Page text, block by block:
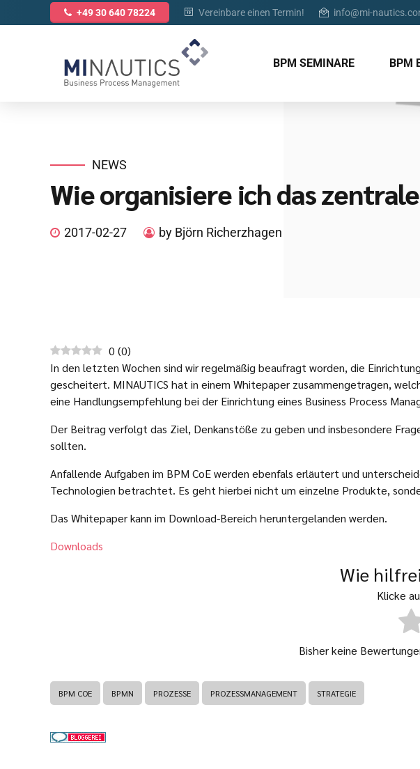
+49 30 640 78224 Vereinbare einen Termin! info@mi-
BPM SEMINARE BPM
NEWS
Wie organisiere ich das
2017-02-27 by Björn Richerzhagen
0 (0)
In den letzten Wochen sind wir regelmäßig beaufragt worden, die
gescheitert. MINAUTICS hat in einem Whitepaper zusammengetragen,
eine Handlungsempfehlung bei der Einrichtung eines Business Process
Der Beitrag verfolgt das Ziel, Denkanstöße zu geben und insbesondere
sollten.
Anfallende Aufgaben im BPM CoE werden ebenfals erläutert und
Technologien betrachtet. Es geht hierbei nicht um einzelne Produkte,
Das Whitepaper kann im Download-Bereich heruntergelanden werden.
Downloads
Wie
Klicke
Bisher keine
BPM COE BPMN PROZESSE PROZESSMANAGEMENT STRATEGIE